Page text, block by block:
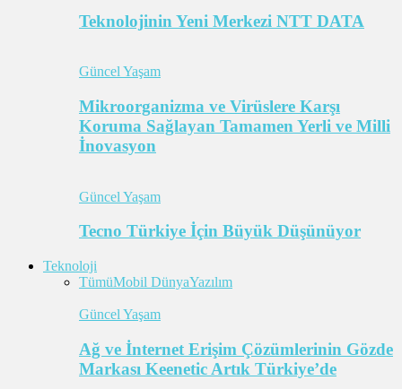
Teknolojinin Yeni Merkezi NTT DATA
Güncel Yaşam
Mikroorganizma ve Virüslere Karşı
Koruma Sağlayan Tamamen Yerli ve Milli
İnovasyon
Güncel Yaşam
Tecno Türkiye İçin Büyük Düşünüyor
Teknoloji
TümüMobil DünyaYazılım
Güncel Yaşam
Ağ ve İnternet Erişim Çözümlerinin Gözde
Markası Keenetic Artık Türkiye’de